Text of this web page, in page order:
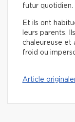
futur quotidien.
Et ils ont
leurs parents.
chaleureuse et
froid ou
Article